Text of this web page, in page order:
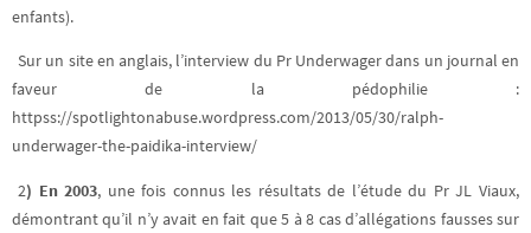
enfants).
Sur un site en anglais, l’interview du Pr Underwager dans un journal en
faveur de la pédophilie :
httpss://spotlightonabuse.wordpress.com/2013/05/30/ralph-
underwager-the-paidika-interview/
2) En 2003, une fois connus les résultats de l’étude du Pr JL Viaux,
démontrant qu’il n’y avait en fait que 5 à 8 cas d’allégations fausses sur